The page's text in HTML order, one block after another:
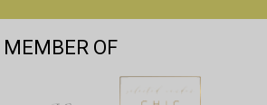
MEMBER OF